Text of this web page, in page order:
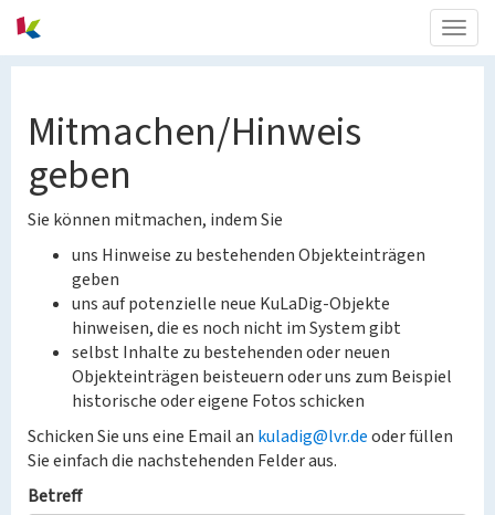
Mitmachen/Hinweis
geben
Sie können mitmachen, indem Sie
uns Hinweise zu bestehenden Objekteinträgen
geben
uns auf potenzielle neue KuLaDig-Objekte
hinweisen, die es noch nicht im System gibt
selbst Inhalte zu bestehenden oder neuen
Objekteinträgen beisteuern oder uns zum Beispiel
historische oder eigene Fotos schicken
Schicken Sie uns eine Email an kuladig@lvr.deoder füllen
Sie einfach die nachstehenden Felder aus.
Betreff